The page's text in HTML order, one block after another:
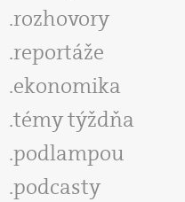
rozhovory
reportáže
ekonomika
témy týždňa
podlampou
podcasty